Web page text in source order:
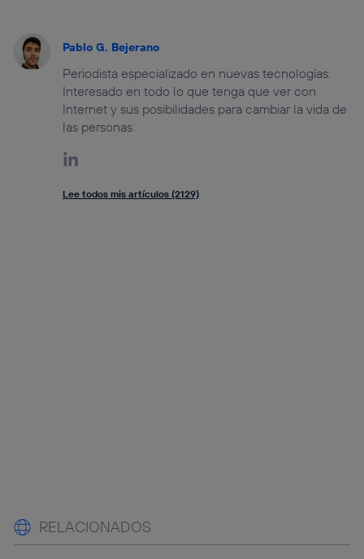
Pablo G. Bejerano
Periodista especializado en nuevas tecnologías.
Interesado en todo lo que tenga que ver con
Internet y sus posibilidades para cambiar la vida de
las personas.
Lee todos mis artículos (2129)
RELACIONADOS